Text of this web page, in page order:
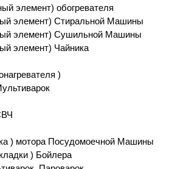
элемент) обогревателя
элемент) Стиральной Машины
элемент) Сушильной Машины
элемент) Чайника
)
) мотора Посудомоечной Машины
) Бойлера